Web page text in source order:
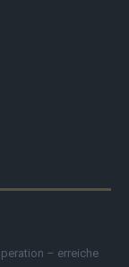
– erreiche